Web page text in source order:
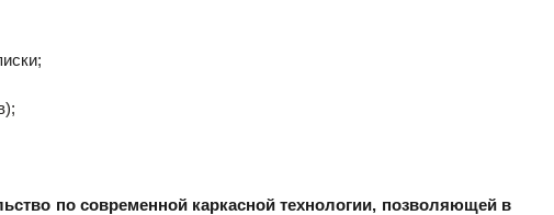
по современной каркасной технологии, позволяющей в